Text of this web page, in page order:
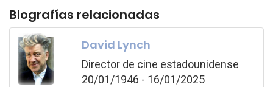
Biografías relacionadas
David Lynch
Director de cine estadounidense
20/01/1946 - 16/01/2025